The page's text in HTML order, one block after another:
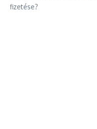
fizetése?